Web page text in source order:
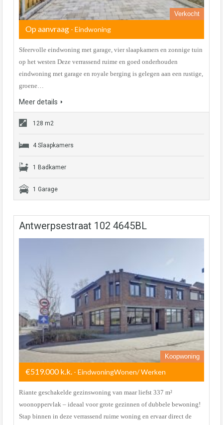
Verkocht
Op aanvraag - Eindwoning
Sfeervolle eindwoning met garage, vier slaapkamers en zonnige tuin
op het westen Deze verrassend ruime en goed onderhouden
eindwoning met garage en royale berging is gelegen aan een rustige,
groene…
Meer details
128 m2
4 Slaapkamers
1 Badkamer
1 Garage
Antwerpsestraat 102 4645BL
Koopwoning
€519.000 k.k. - EindwoningWonen/ Werken
Riante geschakelde gezinswoning van maar liefst 337 m²
woonoppervlak – ideaal voor grote gezinnen of dubbele bewoning!
Stap binnen in deze verrassend ruime woning en ervaar direct de